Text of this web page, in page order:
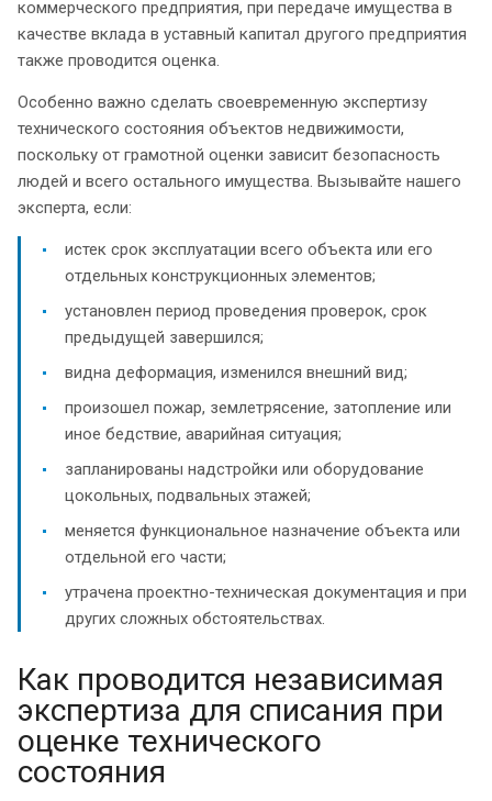
коммерческого предприятия, при передаче имущества в
качестве вклада в уставный капитал другого предприятия
также проводится оценка.
Особенно важно сделать своевременную экспертизу
технического состояния объектов недвижимости,
поскольку от грамотной оценки зависит безопасность
людей и всего остального имущества. Вызывайте нашего
эксперта, если:
истек срок эксплуатации всего объекта или его
отдельных конструкционных элементов;
установлен период проведения проверок, срок
предыдущей завершился;
видна деформация, изменился внешний вид;
произошел пожар, землетрясение, затопление или
иное бедствие, аварийная ситуация;
запланированы надстройки или оборудование
цокольных, подвальных этажей;
меняется функциональное назначение объекта или
отдельной его части;
утрачена проектно-техническая документация и при
других сложных обстоятельствах.
Как проводится независимая
экспертиза для списания при
оценке технического
состояния